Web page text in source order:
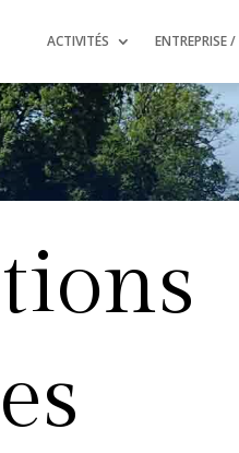
ACTIVITÉS ENTREPRISE /